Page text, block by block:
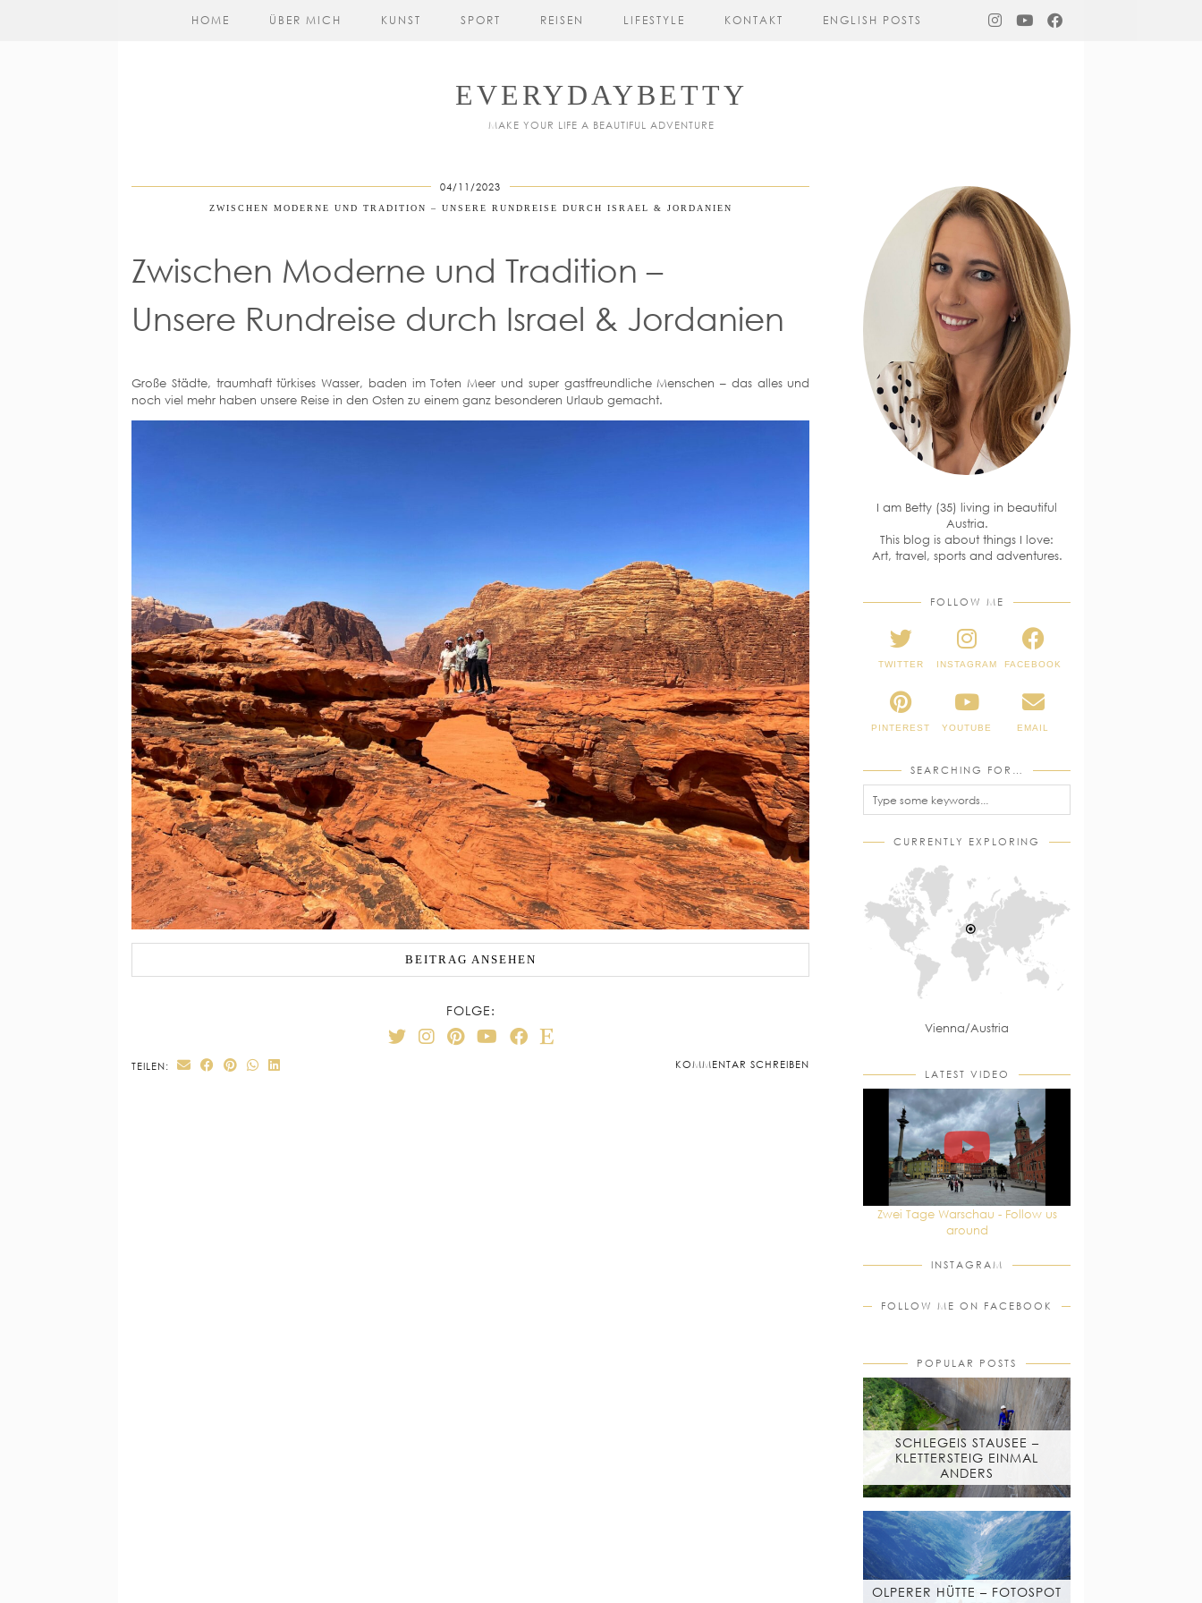
EVERYDAYBETTY
MAKE YOUR LIFE A BEAUTIFUL ADVENTURE
HOME ÜBER MICH KUNST SPORT REISEN LIFESTYLE KONTAKT ENGLISH POSTS
04/11/2023
ZWISCHEN MODERNE UND TRADITION – UNSERE RUNDREISE DURCH ISRAEL & JORDANIEN
Zwischen Moderne und Tradition –
Unsere Rundreise durch Israel & Jordanien
Große Städte, traumhaft türkises Wasser, baden im Toten Meer und super gastfreundliche Menschen – das alles und
noch viel mehr haben unsere Reise in den Osten zu einem ganz besonderen Urlaub gemacht.
BEITRAG ANSEHEN
FOLGE:
TEILEN: KOMMENTAR SCHREIBEN
I am Betty (35) living in beautiful
Austria.
This blog is about things I love:
Art, travel, sports and adventures.
FOLLOW ME
TWITTER INSTAGRAM FACEBOOK
PINTEREST YOUTUBE EMAIL
SEARCHING FOR…
CURRENTLY EXPLORING
Vienna/Austria
LATEST VIDEO
Zwei Tage Warschau - Follow us
around
INSTAGRAM
FOLLOW ME ON FACEBOOK
POPULAR POSTS
SCHLEGEIS STAUSEE –
KLETTERSTEIG EINMAL
ANDERS
OLPERER HÜTTE – FOTOSPOT